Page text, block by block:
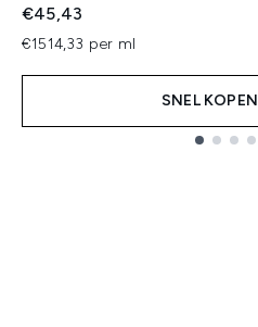
€45,43
€1514,33 per ml
SNEL KOPEN